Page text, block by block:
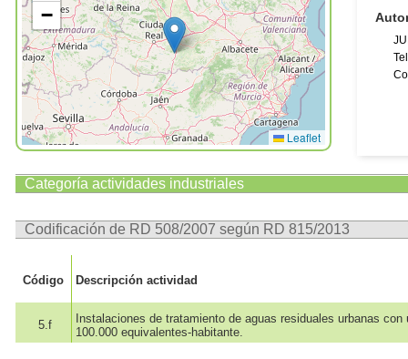
−
Leaflet
Categoría actividades industriales
Codificación de RD 508/2007 según RD 815/2013
Código Descripción actividad
5.f
Instalaciones de tratamiento de aguas residuales urbanas con
100.000 equivalentes-habitante.